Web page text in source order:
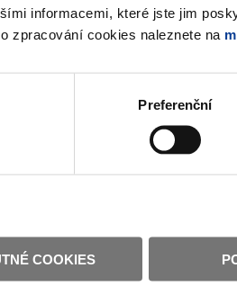
informacemi, které jste jim
zpracování cookies naleznete na
Preferenční
COOKIES